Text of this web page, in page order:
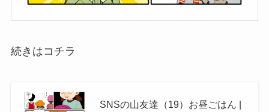
続きはコチラ
SNSの山友達（19）お昼ごはん |